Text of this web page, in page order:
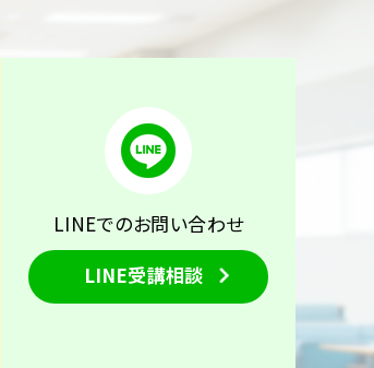
LINEでのお問い合わせ
LINE受講相談